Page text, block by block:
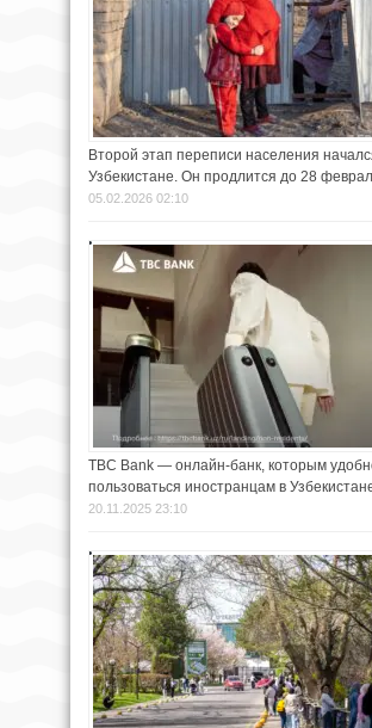
Второй этап переписи населения
Узбекистане. Он продлится до 28
05.02.2026 02:10
TBC Bank — онлайн-банк, которым
пользоваться иностранцам в
20.11.2025 23:10